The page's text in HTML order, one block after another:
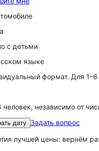
с детьми
языке
формат. Для 1–6
человек, независимо от
дату Задать вопрос
лучшей цены: вернём